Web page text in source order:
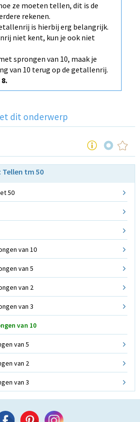
ze moeten tellen, dit is de
rekenen.
is hierbij erg belangrijk.
niet kent, kun je ook niet
sprongen van 10, maak je
van 10 terug op de getallenrij.
dit onderwerp
tm 50
50
van 10
van 5
van 2
van 3
van 10
van 5
van 2
van 3